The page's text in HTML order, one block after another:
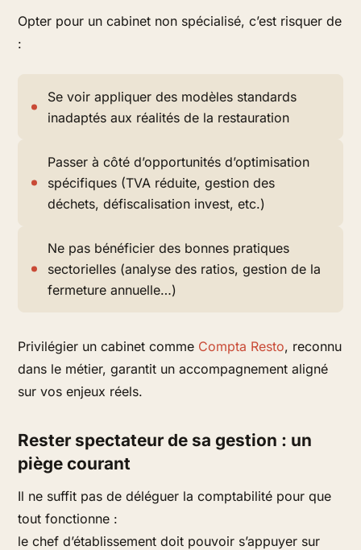
Opter pour un cabinet non spécialisé, c’est risquer de
:
Se voir appliquer des modèles standards
inadaptés aux réalités de la restauration
Passer à côté d’opportunités d’optimisation
spécifiques (TVA réduite, gestion des
déchets, défiscalisation invest, etc.)
Ne pas bénéficier des bonnes pratiques
sectorielles (analyse des ratios, gestion de la
fermeture annuelle…)
Privilégier un cabinet comme Compta Resto, reconnu
dans le métier, garantit un accompagnement aligné
sur vos enjeux réels.
Rester spectateur de sa gestion : un
piège courant
Il ne suffit pas de déléguer la comptabilité pour que
tout fonctionne :
le chef d’établissement doit pouvoir s’appuyer sur